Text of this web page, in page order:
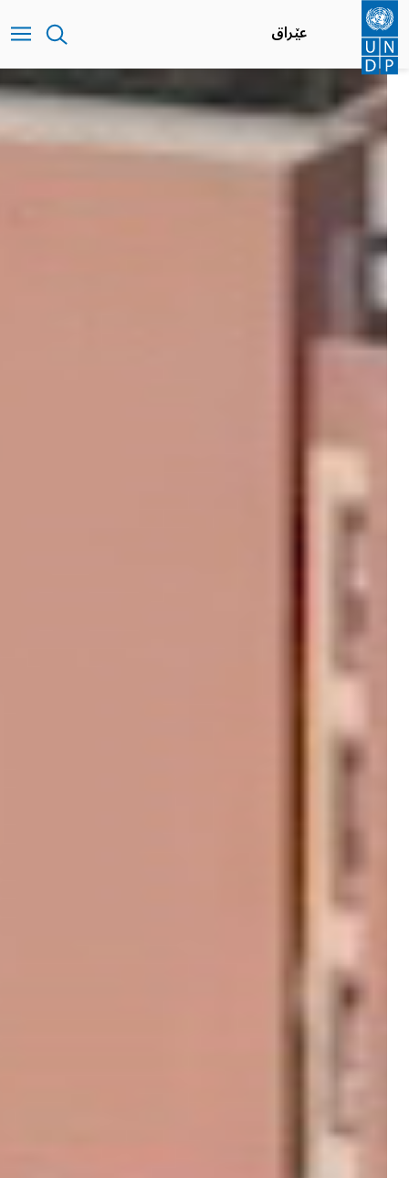
بازبدە
ناوەڕۆکی
سەرەکی
عێراق